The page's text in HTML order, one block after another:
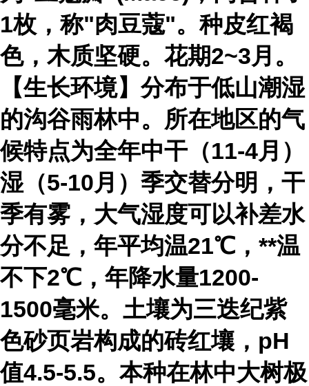
1枚，称"肉豆蔻"。种皮红褐
色，木质坚硬。花期2~3月。
【生长环境】分布于低山潮湿
的沟谷雨林中。所在地区的气
候特点为全年中干（11-4月）
湿（5-10月）季交替分明，干
季有雾，大气湿度可以补差水
分不足，年平均温21℃，**温
不下2℃，年降水量1200-
1500毫米。土壤为三迭纪紫
色砂页岩构成的砖红壤，pH
值4.5-5.5。本种在林中大树极